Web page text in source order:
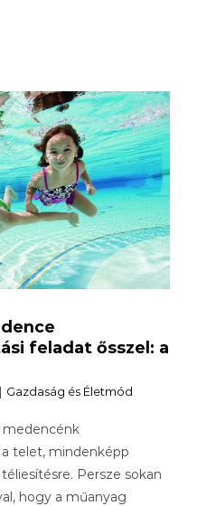
feladat ősszel: a
| Gazdaság és Életmód
medencénk
telet, mindenképp
Persze sokan
hogy a műanyag